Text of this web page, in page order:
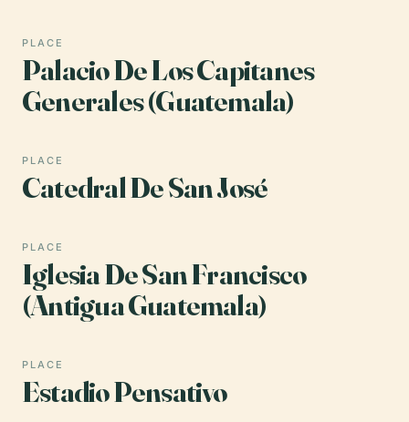
PLACE
Palacio De Los Capitanes
Generales (Guatemala)
PLACE
Catedral De San José
PLACE
Iglesia De San Francisco
(Antigua Guatemala)
PLACE
Estadio Pensativo